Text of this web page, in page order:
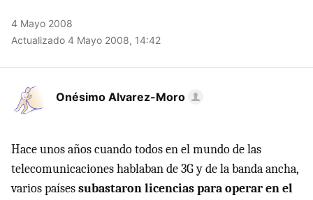
4 Mayo 2008
Actualizado 4 Mayo 2008, 14:42
Onésimo Alvarez-Moro
Hace unos años cuando todos en el mundo de las
telecomunicaciones hablaban de 3G y de la banda ancha,
varios paísessubastaron licencias para operar en el